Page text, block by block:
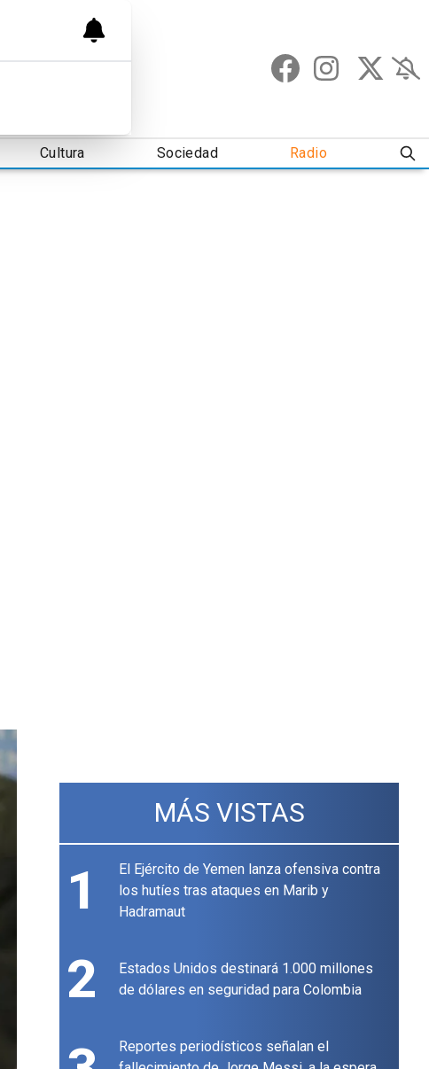
Cultura Sociedad Radio
MÁS VISTAS
1
El Ejército de Yemen lanza ofensiva contra
los hutíes tras ataques en Marib y
Hadramaut
2
Estados Unidos destinará 1.000 millones
de dólares en seguridad para Colombia
Reportes periodísticos señalan el